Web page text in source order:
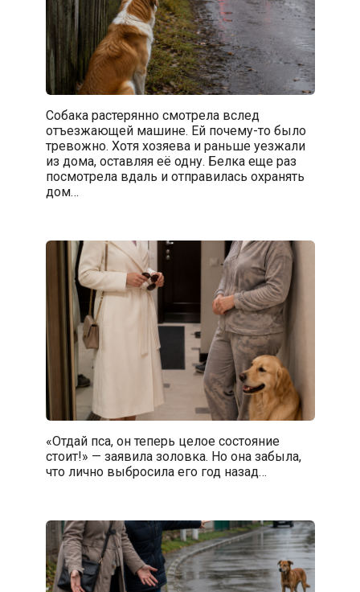
Собака растерянно смотрела вслед
отъезжающей машине. Ей почему-то было
тревожно. Хотя хозяева и раньше уезжали
из дома, оставляя её одну. Белка еще раз
посмотрела вдаль и отправилась охранять
дом…
«Отдай пса, он теперь целое состояние
стоит!» — заявила золовка. Но она забыла,
что лично выбросила его год назад…